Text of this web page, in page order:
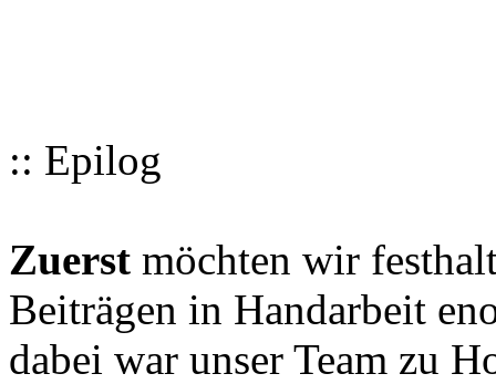
:: Epilog
Zuerst möchten wir
Beiträgen in Handarbeit
dabei war unser Team zu